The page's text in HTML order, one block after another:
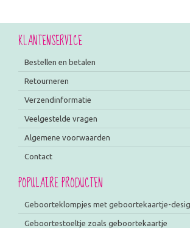
KLANTENSERVICE
Bestellen en betalen
Retourneren
Verzendinformatie
Veelgestelde vragen
Algemene voorwaarden
Contact
POPULAIRE PRODUCTEN
Geboorteklompjes met geboortekaartje-
Geboortestoeltje zoals geboortekaartje